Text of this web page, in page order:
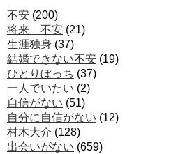
不安 (200)
将来 不安 (21)
生涯独身 (37)
結婚できない不安 (19)
ひとりぼっち (37)
一人でいたい (2)
自信がない (51)
自分に自信がない (12)
村木大介 (128)
出会いがない (659)